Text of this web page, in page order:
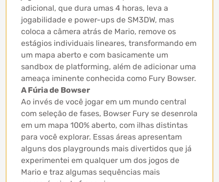
adicional, que dura umas 4 horas, leva a
jogabilidade e power-ups de SM3DW, mas
coloca a câmera atrás de Mario, remove os
estágios individuais lineares, transformando em
um mapa aberto e com basicamente um
sandbox de platforming, além de adicionar uma
ameaça iminente conhecida como Fury Bowser.
A Fúria de Bowser
Ao invés de você jogar em um mundo central
com seleção de fases, Bowser Fury se desenrola
em um mapa 100% aberto, com ilhas distintas
para você explorar. Essas áreas apresentam
alguns dos playgrounds mais divertidos que já
experimentei em qualquer um dos jogos de
Mario e traz algumas sequências mais